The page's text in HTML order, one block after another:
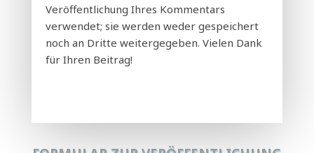
Veröffentlichung Ihres Kommentars
verwendet; sie werden weder gespeichert
noch an Dritte weitergegeben. Vielen Dank
für Ihren Beitrag!